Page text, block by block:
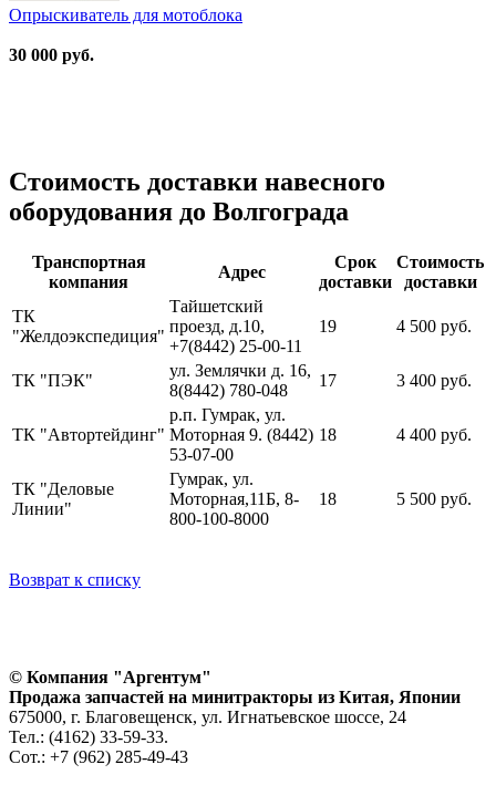
Опрыскиватель для мотоблока
30 000 руб.
Стоимость доставки навесного
оборудования до Волгограда
Транспортная
компания
Адрес
Срок
доставки
Стоимость
доставки
ТК
"Желдоэкспедиция"
Тайшетский
проезд, д.10,
+7(8442) 25-00-11
19 4 500 руб.
ТК "ПЭК"
ул. Землячки д. 16,
8(8442) 780-048
17 3 400 руб.
ТК "Автортейдинг"
р.п. Гумрак, ул.
Моторная 9. (8442)
53-07-00
18 4 400 руб.
ТК "Деловые
Линии"
Гумрак, ул.
Моторная,11Б, 8-
800-100-8000
18 5 500 руб.
Возврат к списку
© Компания "Аргентум"
Продажа запчастей на минитракторы из Китая, Японии
675000, г. Благовещенск, ул. Игнатьевское шоссе, 24
Тел.: (4162) 33-59-33.
Сот.: +7 (962) 285-49-43